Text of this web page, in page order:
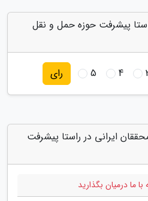
پیشرفت حوزه حمل و نقل
4
5 رای
ایرانی در راستا پیشرفت
ما درمیان بگذارید